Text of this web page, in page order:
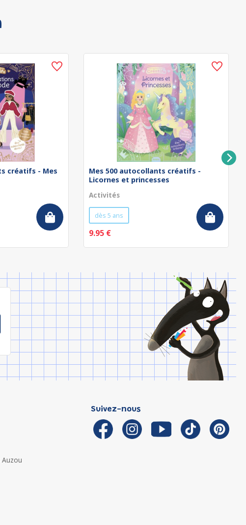
créatifs - Mes
Mes 500 autocollants créatifs -
Licornes et princesses
Activités
dès 5 ans
9.95 €
Suivez-nous